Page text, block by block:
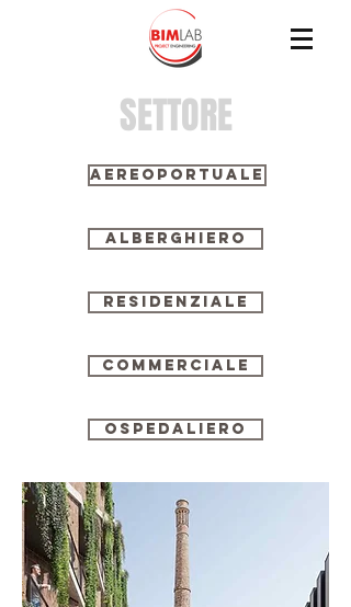
SETTORE
AEREOPORTUALE
ALBERGHIERO
RESIDENZIALE
COMMERCIALE
OSPEDALIERO